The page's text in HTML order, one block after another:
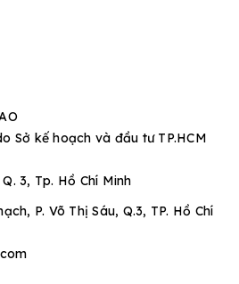
Sở kế hoạch và đầu tư TP.HCM
3, Tp. Hồ Chí Minh
P. Võ Thị Sáu, Q.3, TP. Hồ Chí